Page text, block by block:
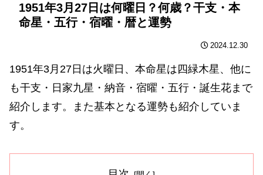
1951年3月27日は何曜日？何歳？干支・本
命星・五行・宿曜・暦と運勢
2024.12.30
1951年3月27日は火曜日、本命星は四緑木星、他に
も干支・日家九星・納音・宿曜・五行・誕生花まで
紹介します。また基本となる運勢も紹介していま
す。